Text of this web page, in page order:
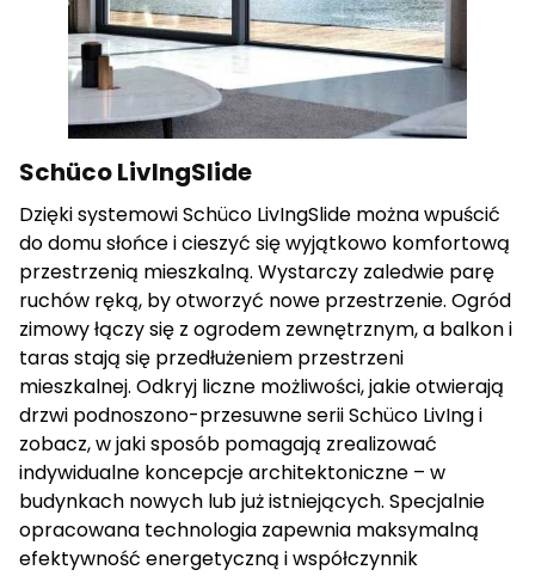
cenne dla wydawców i reklamodawców strony trzeciej.
Nieklasyfikowane
Nieklasyfikowane pliki cookie, to pliki, które są w procesie
ciasteczek.
Odrzuć wszystkie
Zapisz moje preferencje
Akceptuj wszystkie
Schüco LivIngSlide
Dzięki systemowi Schüco LivIngSlide można wpuścić
do domu słońce i cieszyć się wyjątkowo komfortową
przestrzenią mieszkalną. Wystarczy zaledwie parę
ruchów ręką, by otworzyć nowe przestrzenie. Ogród
zimowy łączy się z ogrodem zewnętrznym, a balkon i
taras stają się przedłużeniem przestrzeni
mieszkalnej. Odkryj liczne możliwości, jakie otwierają
drzwi podnoszono-przesuwne serii Schüco LivIng i
zobacz, w jaki sposób pomagają zrealizować
indywidualne koncepcje architektoniczne – w
budynkach nowych lub już istniejących. Specjalnie
opracowana technologia zapewnia maksymalną
efektywność energetyczną i współczynnik